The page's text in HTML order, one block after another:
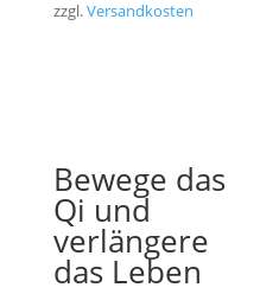
zzgl.Versandkosten
Bewege das
Qi und
verlängere
das Leben